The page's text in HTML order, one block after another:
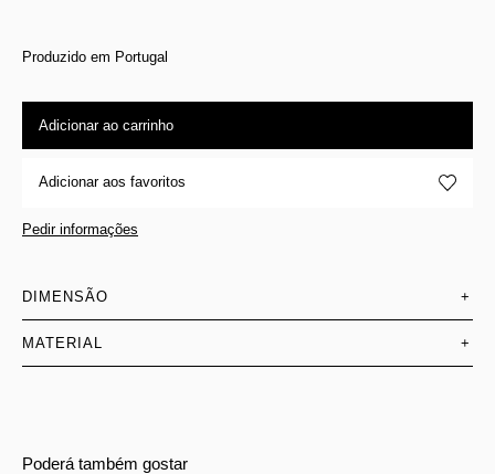
Produzido em Portugal
Adicionar ao carrinho
Adicionar aos favoritos
Pedir informações
DIMENSÃO +
MATERIAL +
Poderá também gostar